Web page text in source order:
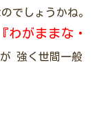
でしょうかね。
『わがままな・
強く世間一般